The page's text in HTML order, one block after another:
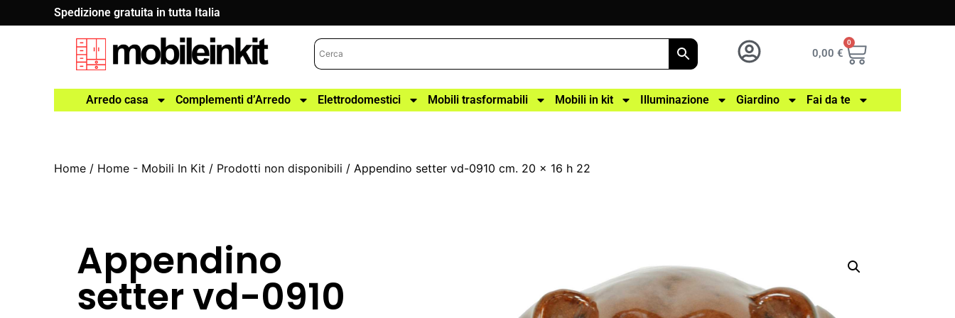
Spedizione gratuita in tutta Italia
0,00 €
0
Arredo casa Complementi d’Arredo Elettrodomestici Mobili trasformabili Mobili in kit Illuminazione Giardino Fai da te
Home / Home - Mobili In Kit / Prodotti non disponibili / Appendino setter vd-0910 cm. 20 x 16 h 22
Appendino
setter vd-0910